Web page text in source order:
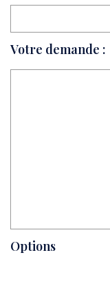
Votre demande :
Options